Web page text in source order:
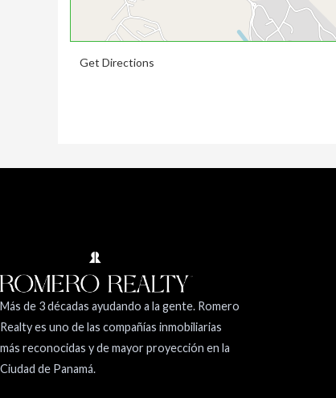
Get Directions
Más de 3 décadas ayudando a la gente. Romero
Realty es uno de las compañías inmobiliarias
más reconocidas y de mayor proyección en la
Ciudad de Panamá.